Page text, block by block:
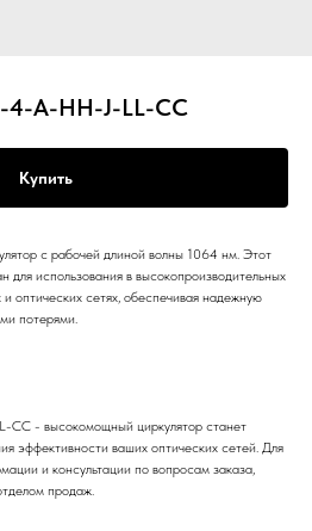
4-A-HH-J-LL-CC
Купить
с рабочей длиной волны 1064 нм. Этот
для использования в высокопроизводительных
оптических сетях, обеспечивая надежную
потерями.
- высокомощный циркулятор станет
эффективности ваших оптических сетей. Для
и консультации по вопросам заказа,
продаж.